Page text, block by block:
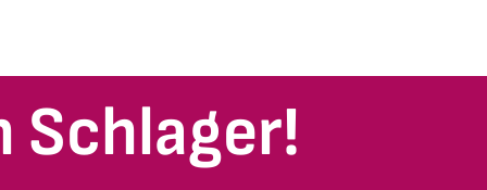
Schlager!